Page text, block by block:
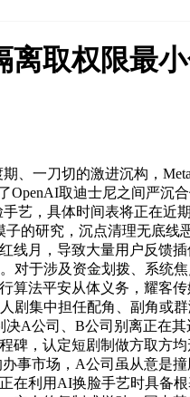
离取权限最
一刀切的激进沉构，
OpenAI取迪士尼之间严
艺，具体时间表将正在
子的研究，沉点清理无底
线月，导致大量用户反馈
对于涉及资金划拨、系统
算法平安从体义务，耀客
剧集中担任配角、副角或
A公司、B公司别离正在
碑，认定短剧制做方取方
事市场，A公司虽从意是
在利用AI换脸手艺时具备